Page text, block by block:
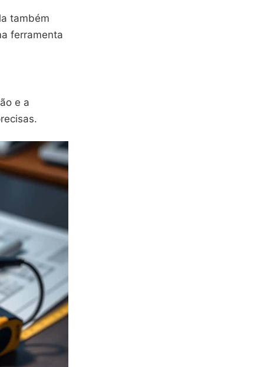
também
ferramenta
e a